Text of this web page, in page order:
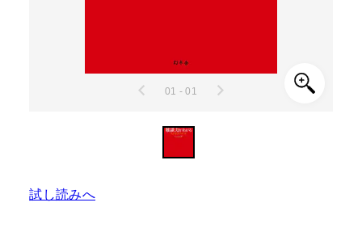
01 - 01
試し読みへ